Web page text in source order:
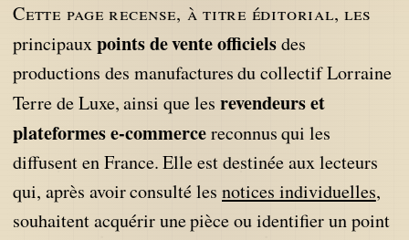
Cette page recense, à titre éditorial, les
principauxpoints de vente officielsdes
productions des manufactures du collectif Lorraine
Terre de Luxe, ainsi que les revendeurs et
plateformes e-commercereconnus qui les
diffusent en France. Elle est destinée aux lecteurs
qui, après avoir consulté les notices individuelles,
souhaitent acquérir une pièce ou identifier un point